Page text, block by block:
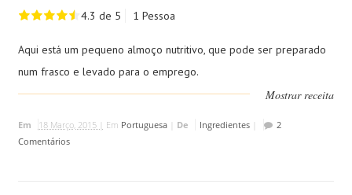
4.3 de 5 1 Pessoa
Aqui está um pequeno almoço nutritivo, que pode ser preparado
num frasco e levado para o emprego.
Mostrar receita
Em 18 Março, 2015 | Em Portuguesa| De Ingredientes|
2
Comentários